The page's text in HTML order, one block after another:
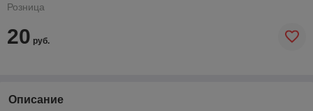
Розница
20 руб.
Описание